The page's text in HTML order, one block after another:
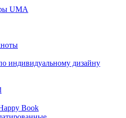
UMA
индивидуальному дизайну
Book